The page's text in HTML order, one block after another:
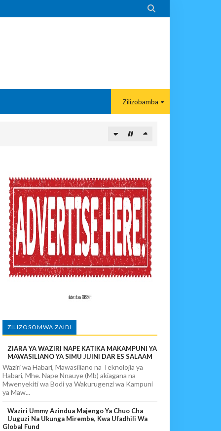

Zilizobamba
EACOP
88
ZILIZOSOMWA ZAIDI
ZIARA YA WAZIRI NAPE KATIKA MAKAMPUNI YA
MAWASILIANO YA SIMU JIJINI DAR ES SALAAM
Waziri wa Habari, Mawasiliano na Teknolojia ya
Habari, Mhe. Nape Nnauye (Mb) akiagana na
Mwenyekiti wa Bodi ya Wakurugenzi wa Kampuni
ya Maw...
Waziri Ummy Azindua Majengo Ya Chuo Cha
Uuguzi Na Ukunga Mirembe, Kwa Ufadhili Wa
Global Fund